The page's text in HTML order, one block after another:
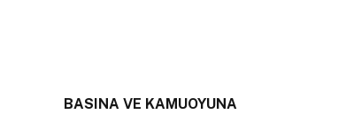
BASINA VE KAMUOYUNA